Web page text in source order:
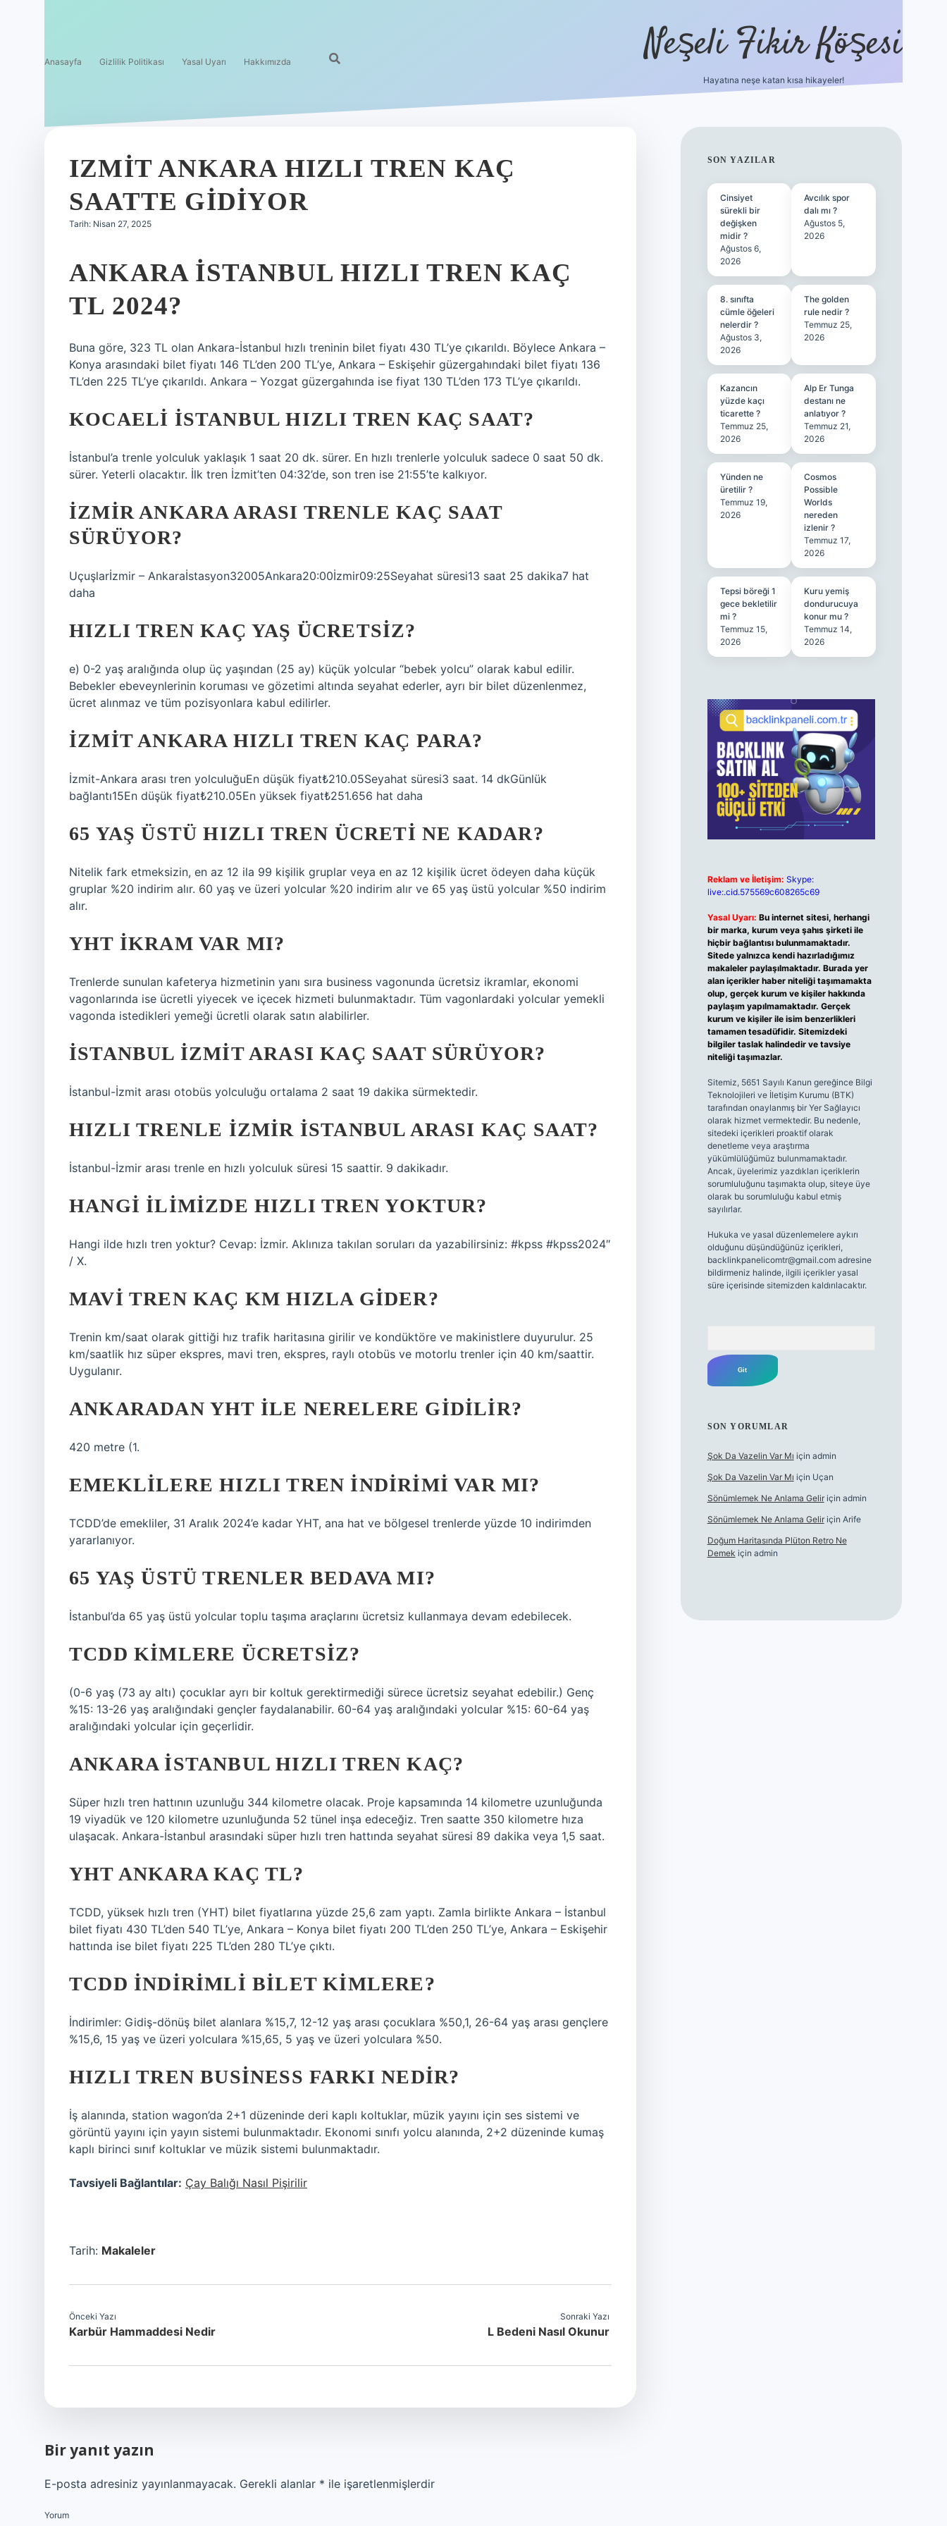
Anasayfa Gizlilik Politikası Yasal Uyarı Hakkımızda Neşeli Fikir Köşesi
Hayatına neşe katan kısa hikayeler!
IZMIT ANKARA HIZLI TREN KAÇ
SAATTE GIDIYOR
Tarih: Nisan 27, 2025
ANKARA İSTANBUL HIZLI TREN KAÇ
TL 2024?
Buna göre, 323 TL olan Ankara-İstanbul hızlı treninin bilet fiyatı 430 TL’ye çıkarıldı. Böylece Ankara –
Konya arasındaki bilet fiyatı 146 TL’den 200 TL’ye, Ankara – Eskişehir güzergahındaki bilet fiyatı 136
TL’den 225 TL’ye çıkarıldı. Ankara – Yozgat güzergahında ise fiyat 130 TL’den 173 TL’ye çıkarıldı.
KOCAELI İSTANBUL HIZLI TREN KAÇ SAAT?
İstanbul’a trenle yolculuk yaklaşık 1 saat 20 dk. sürer. En hızlı trenlerle yolculuk sadece 0 saat 50 dk.
sürer. Yeterli olacaktır. İlk tren İzmit’ten 04:32’de, son tren ise 21:55’te kalkıyor.
İZMIR ANKARA ARASI TRENLE KAÇ SAAT
SÜRÜYOR?
Uçuşlarİzmir – Ankaraİstasyon32005Ankara20:00İzmir09:25Seyahat süresi13 saat 25 dakika7 hat
daha
HIZLI TREN KAÇ YAŞ ÜCRETSIZ?
e) 0-2 yaş aralığında olup üç yaşından (25 ay) küçük yolcular “bebek yolcu” olarak kabul edilir.
Bebekler ebeveynlerinin koruması ve gözetimi altında seyahat ederler, ayrı bir bilet düzenlenmez,
ücret alınmaz ve tüm pozisyonlara kabul edilirler.
İZMIT ANKARA HIZLI TREN KAÇ PARA?
İzmit-Ankara arası tren yolculuğuEn düşük fiyat₺210.05Seyahat süresi3 saat. 14 dkGünlük
bağlantı15En düşük fiyat₺210.05En yüksek fiyat₺251.656 hat daha
65 YAŞ ÜSTÜ HIZLI TREN ÜCRETI NE KADAR?
Nitelik fark etmeksizin, en az 12 ila 99 kişilik gruplar veya en az 12 kişilik ücret ödeyen daha küçük
gruplar %20 indirim alır. 60 yaş ve üzeri yolcular %20 indirim alır ve 65 yaş üstü yolcular %50 indirim
alır.
YHT IKRAM VAR MI?
Trenlerde sunulan kafeterya hizmetinin yanı sıra business vagonunda ücretsiz ikramlar, ekonomi
vagonlarında ise ücretli yiyecek ve içecek hizmeti bulunmaktadır. Tüm vagonlardaki yolcular yemekli
vagonda istedikleri yemeği ücretli olarak satın alabilirler.
İSTANBUL İZMIT ARASI KAÇ SAAT SÜRÜYOR?
İstanbul-İzmit arası otobüs yolculuğu ortalama 2 saat 19 dakika sürmektedir.
HIZLI TRENLE İZMIR İSTANBUL ARASI KAÇ SAAT?
İstanbul-İzmir arası trenle en hızlı yolculuk süresi 15 saattir. 9 dakikadır.
HANGI ILIMIZDE HIZLI TREN YOKTUR?
Hangi ilde hızlı tren yoktur? Cevap: İzmir. Aklınıza takılan soruları da yazabilirsiniz: #kpss #kpss2024″
/ X.
MAVI TREN KAÇ KM HIZLA GIDER?
Trenin km/saat olarak gittiği hız trafik haritasına girilir ve kondüktöre ve makinistlere duyurulur. 25
km/saatlik hız süper ekspres, mavi tren, ekspres, raylı otobüs ve motorlu trenler için 40 km/saattir.
Uygulanır.
ANKARADAN YHT ILE NERELERE GIDILIR?
420 metre (1.
EMEKLILERE HIZLI TREN INDIRIMI VAR MI?
TCDD’de emekliler, 31 Aralık 2024’e kadar YHT, ana hat ve bölgesel trenlerde yüzde 10 indirimden
yararlanıyor.
65 YAŞ ÜSTÜ TRENLER BEDAVA MI?
İstanbul’da 65 yaş üstü yolcular toplu taşıma araçlarını ücretsiz kullanmaya devam edebilecek.
TCDD KIMLERE ÜCRETSIZ?
(0-6 yaş (73 ay altı) çocuklar ayrı bir koltuk gerektirmediği sürece ücretsiz seyahat edebilir.) Genç
%15: 13-26 yaş aralığındaki gençler faydalanabilir. 60-64 yaş aralığındaki yolcular %15: 60-64 yaş
aralığındaki yolcular için geçerlidir.
ANKARA İSTANBUL HIZLI TREN KAÇ?
Süper hızlı tren hattının uzunluğu 344 kilometre olacak. Proje kapsamında 14 kilometre uzunluğunda
19 viyadük ve 120 kilometre uzunluğunda 52 tünel inşa edeceğiz. Tren saatte 350 kilometre hıza
ulaşacak. Ankara-İstanbul arasındaki süper hızlı tren hattında seyahat süresi 89 dakika veya 1,5 saat.
YHT ANKARA KAÇ TL?
TCDD, yüksek hızlı tren (YHT) bilet fiyatlarına yüzde 25,6 zam yaptı. Zamla birlikte Ankara – İstanbul
bilet fiyatı 430 TL’den 540 TL’ye, Ankara – Konya bilet fiyatı 200 TL’den 250 TL’ye, Ankara – Eskişehir
hattında ise bilet fiyatı 225 TL’den 280 TL’ye çıktı.
TCDD INDIRIMLI BILET KIMLERE?
İndirimler: Gidiş-dönüş bilet alanlara %15,7, 12-12 yaş arası çocuklara %50,1, 26-64 yaş arası gençlere
%15,6, 15 yaş ve üzeri yolculara %15,65, 5 yaş ve üzeri yolculara %50.
HIZLI TREN BUSINESS FARKI NEDIR?
İş alanında, station wagon’da 2+1 düzeninde deri kaplı koltuklar, müzik yayını için ses sistemi ve
görüntü yayını için yayın sistemi bulunmaktadır. Ekonomi sınıfı yolcu alanında, 2+2 düzeninde kumaş
kaplı birinci sınıf koltuklar ve müzik sistemi bulunmaktadır.
Tavsiyeli Bağlantılar: Çay Balığı Nasıl Pişirilir
Tarih: Makaleler
Önceki Yazı
Karbür Hammaddesi Nedir
Sonraki Yazı
L Bedeni Nasıl Okunur
Bir yanıt yazın
E-posta adresiniz yayınlanmayacak. Gerekli alanlar * ile işaretlenmişlerdir
Yorum
SIDEBAR
SON YAZILAR
Cinsiyet
sürekli bir
değişken
midir ?
Ağustos 6,
2026
Avcılık spor
dalı mı ?
Ağustos 5,
2026
8. sınıfta
cümle öğeleri
nelerdir ?
Ağustos 3,
2026
The golden
rule nedir ?
Temmuz 25,
2026
Kazancın
yüzde kaçı
ticarette ?
Temmuz 25,
2026
Alp Er Tunga
destanı ne
anlatıyor ?
Temmuz 21,
2026
Yünden ne
üretilir ?
Temmuz 19,
2026
Cosmos
Possible
Worlds
nereden
izlenir ?
Temmuz 17,
2026
Tepsi böreği 1
gece bekletilir
mi ?
Temmuz 15,
2026
Kuru yemiş
dondurucuya
konur mu ?
Temmuz 14,
2026
Reklam ve İletişim: Skype:
live:.cid.575569c608265c69
Yasal Uyarı: Bu internet sitesi, herhangi
bir marka, kurum veya şahıs şirketi ile
hiçbir bağlantısı bulunmamaktadır.
Sitede yalnızca kendi hazırladığımız
makaleler paylaşılmaktadır. Burada yer
alan içerikler haber niteliği taşımamakta
olup, gerçek kurum ve kişiler hakkında
paylaşım yapılmamaktadır. Gerçek
kurum ve kişiler ile isim benzerlikleri
tamamen tesadüfidir. Sitemizdeki
bilgiler taslak halindedir ve tavsiye
niteliği taşımazlar.
Sitemiz, 5651 Sayılı Kanun gereğince Bilgi
Teknolojileri ve İletişim Kurumu (BTK)
tarafından onaylanmış bir Yer Sağlayıcı
olarak hizmet vermektedir. Bu nedenle,
sitedeki içerikleri proaktif olarak
denetleme veya araştırma
yükümlülüğümüz bulunmamaktadır.
Ancak, üyelerimiz yazdıkları içeriklerin
sorumluluğunu taşımakta olup, siteye üye
olarak bu sorumluluğu kabul etmiş
sayılırlar.
Hukuka ve yasal düzenlemelere aykırı
olduğunu düşündüğünüz içerikleri,
backlinkpanelicomtr@gmail.comadresine
bildirmeniz halinde, ilgili içerikler yasal
süre içerisinde sitemizden kaldırılacaktır.
SON YORUMLAR
Şok Da Vazelin Var Mı için admin
Şok Da Vazelin Var Mı için Uçan
Sönümlemek Ne Anlama Geliriçin admin
Sönümlemek Ne Anlama Geliriçin Arife
Doğum Haritasında Plüton Retro Ne
Demek için admin
ilbet giriş